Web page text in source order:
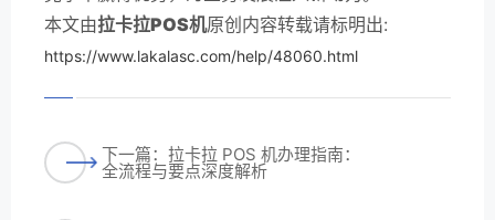
本文由拉卡拉POS机原创内容转载请标明出:
https://www.lakalasc.com/help/48060.html
下一篇：拉卡拉 POS 机办理指南：
全流程与要点深度解析